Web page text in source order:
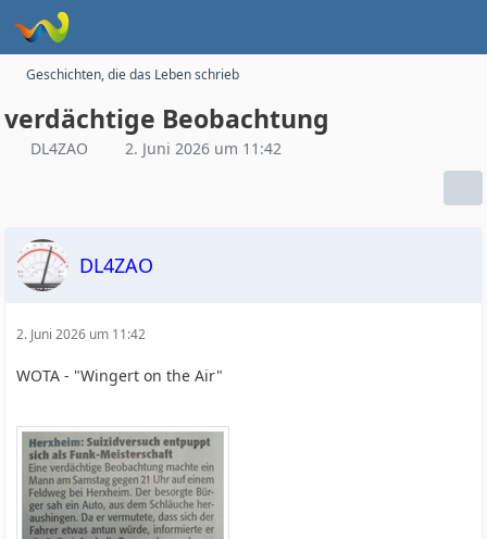
Geschichten, die das Leben schrieb
verdächtige Beobachtung
DL4ZAO 2. Juni 2026 um 11:42
DL4ZAO
2. Juni 2026 um 11:42
WOTA - "Wingert on the Air"